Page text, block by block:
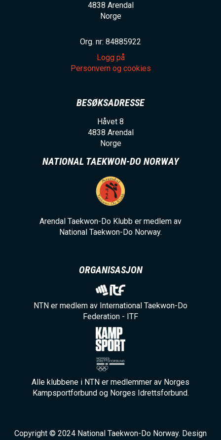
4838 Arendal
Norge
Org. nr: 84885922
Logg på
Personvern og cookies
BESØKSADRESSE
Håvet 8
4838 Arendal
Norge
NATIONAL TAEKWON-DO NORWAY
Arendal Taekwon-Do Klubb er medlem av
National Taekwon-Do Norway.
ORGANISASJON
NTN er medlem av International Taekwon-Do
Federation - ITF
Alle klubbene i NTN er medlemmer av Norges
Kampsportforbund og Norges Idrettsforbund.
Copyright © 2024 National Taekwon-Do Norway. Design